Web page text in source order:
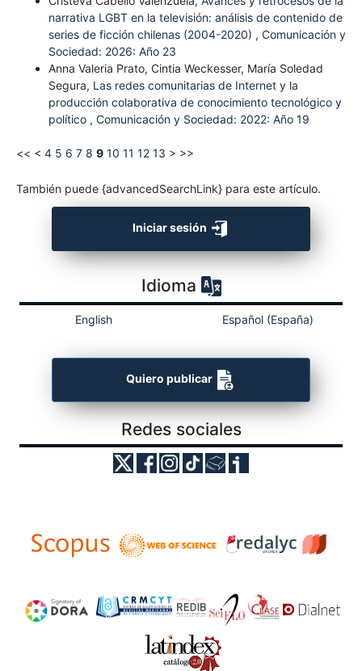
narrativa LGBT en la televisión: análisis de contenido de
series de ficción chilenas (2004-2020) , Comunicación y
Sociedad: 2026: Año 23
Anna Valeria Prato, Cintia Weckesser, María Soledad
Segura, Las redes comunitarias de Internet y la
producción colaborativa de conocimiento tecnológico y
político , Comunicación y Sociedad: 2022: Año 19
<< < 4 5 6 7 8 9 10 11 12 13 > >>
También puede {advancedSearchLink} para este artículo.
Iniciar sesión
Idioma
English Español (España)
Quiero publicar
Redes sociales